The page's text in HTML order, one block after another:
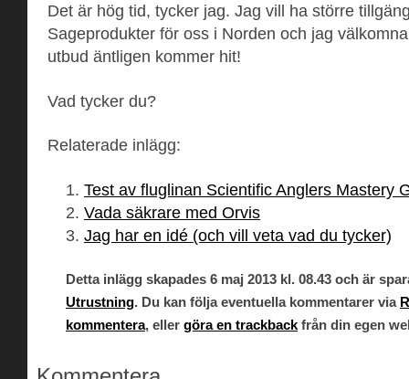
Det är hög tid, tycker jag. Jag vill ha större
Sageprodukter för oss i Norden och jag
utbud äntligen kommer hit!
Vad tycker du?
Relaterade inlägg:
Test av fluglinan Scientific Anglers Mastery
Vada säkrare med Orvis
Jag har en idé (och vill veta vad du tycker)
Detta inlägg skapades 6 maj 2013 kl. 08.43 och är
Utrustning. Du kan följa eventuella kommentarer via
kommentera, eller göra en trackback från din egen